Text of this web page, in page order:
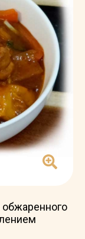
обжаренного